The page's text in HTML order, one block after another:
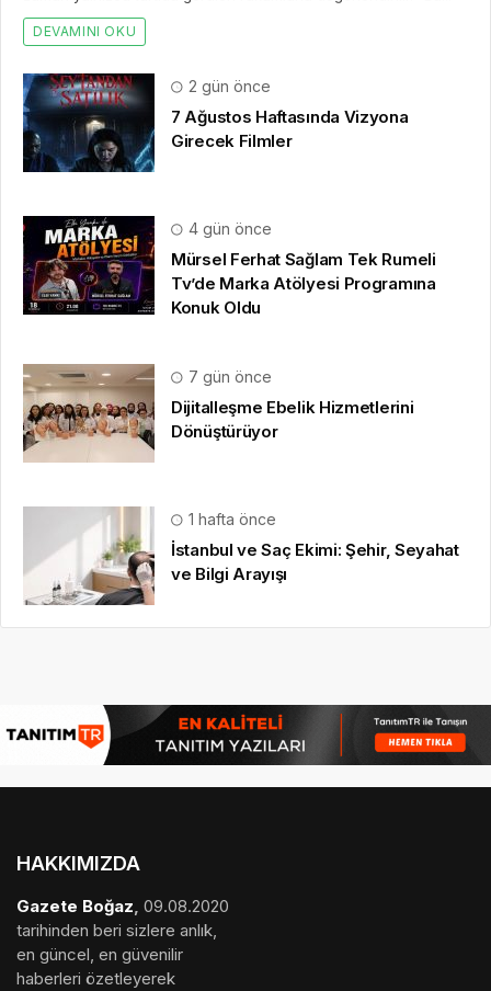
DEVAMINI OKU
2 gün önce
7 Ağustos Haftasında Vizyona
Girecek Filmler
4 gün önce
Mürsel Ferhat Sağlam Tek Rumeli
Tv’de Marka Atölyesi Programına
Konuk Oldu
7 gün önce
Dijitalleşme Ebelik Hizmetlerini
Dönüştürüyor
1 hafta önce
İstanbul ve Saç Ekimi: Şehir, Seyahat
ve Bilgi Arayışı
HAKKIMIZDA
Gazete Boğaz, 09.08.2020
tarihinden beri sizlere anlık,
en güncel, en güvenilir
haberleri özetleyerek